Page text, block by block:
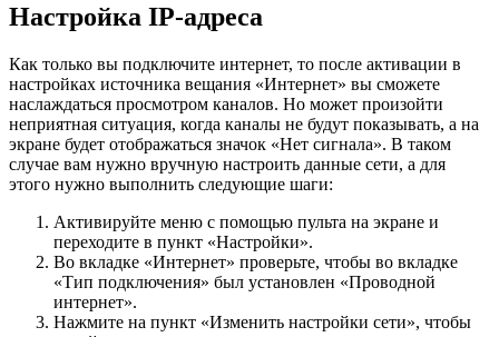
Настройка IP-адреса
Как только вы подключите интернет, то после активации в
настройках источника вещания «Интернет» вы сможете
наслаждаться просмотром каналов. Но может произойти
неприятная ситуация, когда каналы не будут показывать, а на
экране будет отображаться значок «Нет сигнала». В таком
случае вам нужно вручную настроить данные сети, а для
этого нужно выполнить следующие шаги:
Активируйте меню с помощью пульта на экране и
переходите в пункт «Настройки».
Во вкладке «Интернет» проверьте, чтобы во вкладке
«Тип подключения» был установлен «Проводной
интернет».
Нажмите на пункт «Изменить настройки сети», чтобы